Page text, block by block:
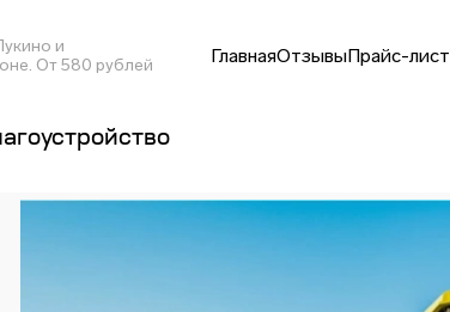
и
От 580 рублей
ГлавнаяОтзывыПрайс-лист